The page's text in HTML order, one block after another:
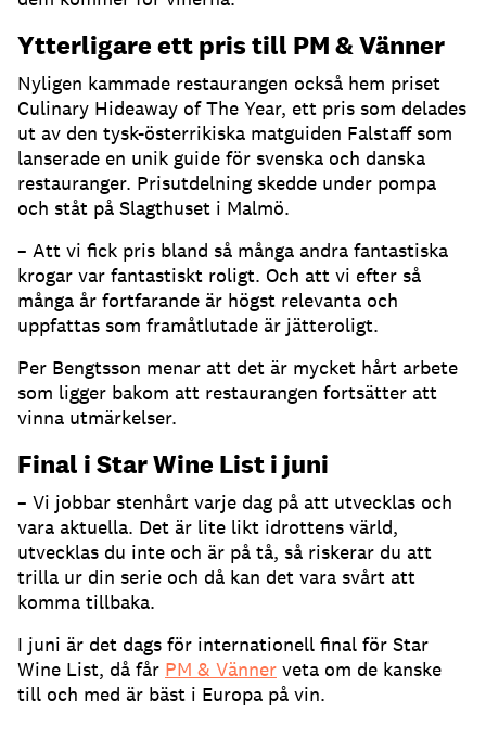
Ytterligare ett pris till PM & Vänner
Nyligen kammade restaurangen också hem priset
Culinary Hideaway of The Year, ett pris som delades
ut av den tysk-österrikiska matguiden Falstaff som
lanserade en unik guide för svenska och danska
restauranger. Prisutdelning skedde under pompa
och ståt på Slagthuset i Malmö.
– Att vi fick pris bland så många andra fantastiska
krogar var fantastiskt roligt. Och att vi efter så
många år fortfarande är högst relevanta och
uppfattas som framåtlutade är jätteroligt.
Per Bengtsson menar att det är mycket hårt arbete
som ligger bakom att restaurangen fortsätter att
vinna utmärkelser.
Final i Star Wine List i juni
– Vi jobbar stenhårt varje dag på att utvecklas och
vara aktuella. Det är lite likt idrottens värld,
utvecklas du inte och är på tå, så riskerar du att
trilla ur din serie och då kan det vara svårt att
komma tillbaka.
I juni är det dags för internationell final för Star
Wine List, då får PM & Vänner veta om de kanske
till och med är bäst i Europa på vin.